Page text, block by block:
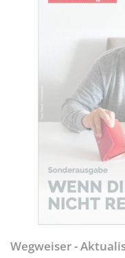
Wegweiser -